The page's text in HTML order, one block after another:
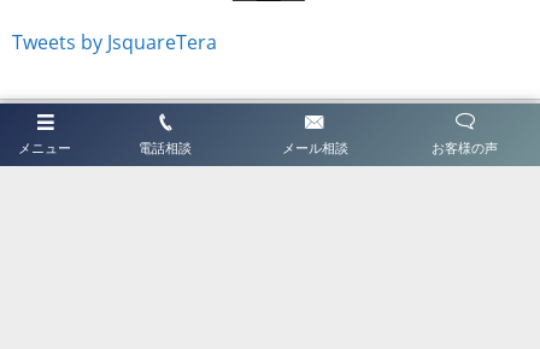
メニュー 電話相談 メール相談 お客様の声
Tweets by JsquareTera